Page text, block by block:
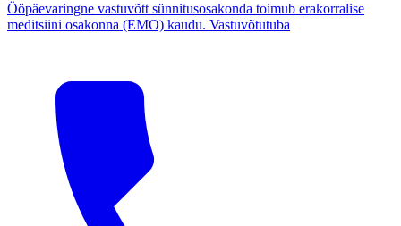
Ööpäevaringne vastuvõtt sünnitusosakonda toimub erakorralise
meditsiini osakonna (EMO) kaudu. Vastuvõtutuba